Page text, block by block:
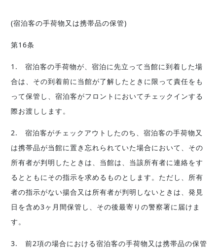
(宿泊客の手荷物又は携帯品の保管)
第16条
1. 宿泊客の手荷物が、宿泊に先立って当館に到着した場
合は、その到着前に当館が了解したときに限って責任をも
って保管し、宿泊客がフロントにおいてチェックインする
際お渡しします。
2. 宿泊客がチェックアウトしたのち、宿泊客の手荷物又
は携帯品が当館に置き忘れられていた場合において、その
所有者が判明したときは、当館は、当該所有者に連絡をす
るとともにその指示を求めるものとします。ただし、所有
者の指示がない揚合又は所有者が判明しないときは、発見
日を含め3ヶ月間保管し、その後最寄りの警察署に届けま
す。
3. 前2項の場合における宿泊客の手荷物又は携帯品の保管